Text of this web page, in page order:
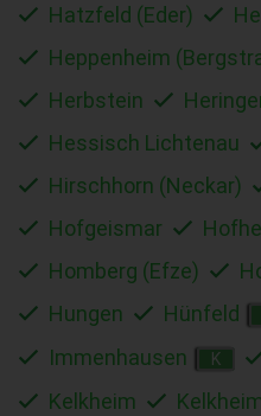
Hatzfeld (Eder)
Heppenheim
Herbstein
Hessisch Lichtenau
Hirschhorn (Neckar)
Hofgeismar
Homberg (Efze)
Hungen
Hünfeld
Immenhausen
K
Kelkheim